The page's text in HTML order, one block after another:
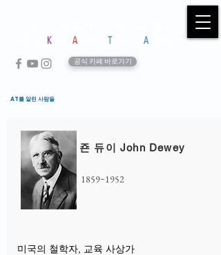
공식 카페 바로가기
AT를 알린 사람들
죤 듀이 John Dewey
1859~1952
미국의 철학자, 교육 사상가